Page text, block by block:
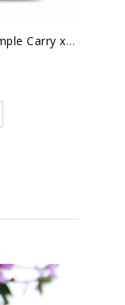
Balo laptop chính hãng Simple Carry xanh đậm/xanh K5 Navy/Blue